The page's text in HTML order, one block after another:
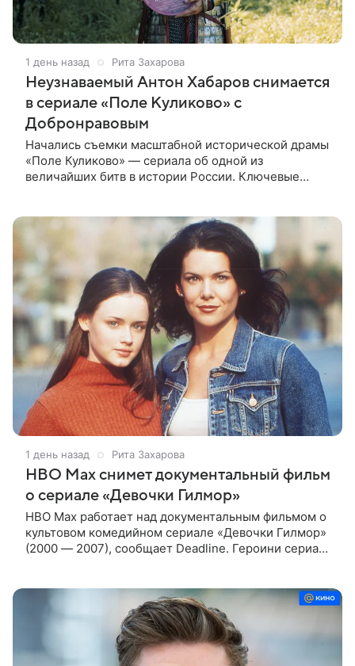
1 день назад Рита Захарова
Неузнаваемый Антон Хабаров снимается
в сериале «Поле Куликово» с
Добронравовым
Начались съемки масштабной исторической драмы
«Поле Куликово» — сериала об одной из
величайших битв в истории России. Ключевые
1 день назад Рита Захарова
HBO Max снимет документальный фильм
о сериале «Девочки Гилмор»
HBO Max работает над документальным фильмом о
культовом комедийном сериале «Девочки Гилмор»
(2000 — 2007), сообщает Deadline. Героини сериала